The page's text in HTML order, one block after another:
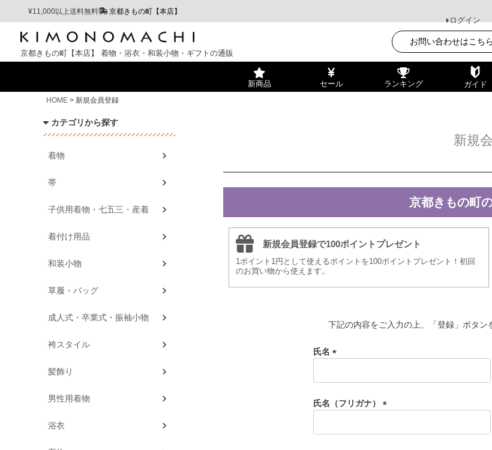
¥11,000以上送料無料 京都きもの町【本店】
ログイン
京都きもの町【本店】 着物・浴衣・和装小物・ギフトの通販
お問い合わせはこちら
新商品 セール ランキング ガイド
HOME 新規会員登録
新規
京都きもの町
新規会員登録で100ポイントプレゼント
1ポイント1円として使えるポイントを100ポイントプレゼント！初回
のお買い物から使えます。
下記の内容をご入力の上、「登録」ボタン
氏名
氏名（フリガナ）
カテゴリから探す
着物
帯
子供用着物・七五三・産着
着付け用品
和装小物
草履・バッグ
成人式・卒業式・振袖小物
袴スタイル
髪飾り
男性用着物
浴衣